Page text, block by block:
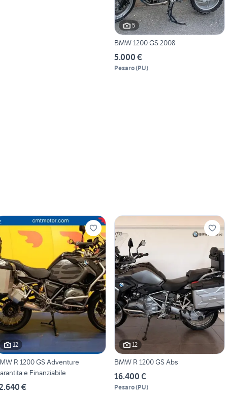
5
BMW 1200 GS 2008
5.000 €
Pesaro(PU)
12
R 1200 GS Adventure
e Finanziabile
€
12
BMW R 1200 GS Abs
16.400 €
Pesaro(PU)